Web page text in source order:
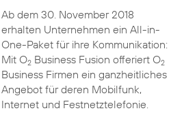
Ab dem 30. November 2018
erhalten Unternehmen ein All-in-
One-Paket für ihre Kommunikation:
Mit O2Business Fusion offeriert O2
Business Firmen ein ganzheitliches
Angebot für deren Mobilfunk,
Internet und Festnetztelefonie.